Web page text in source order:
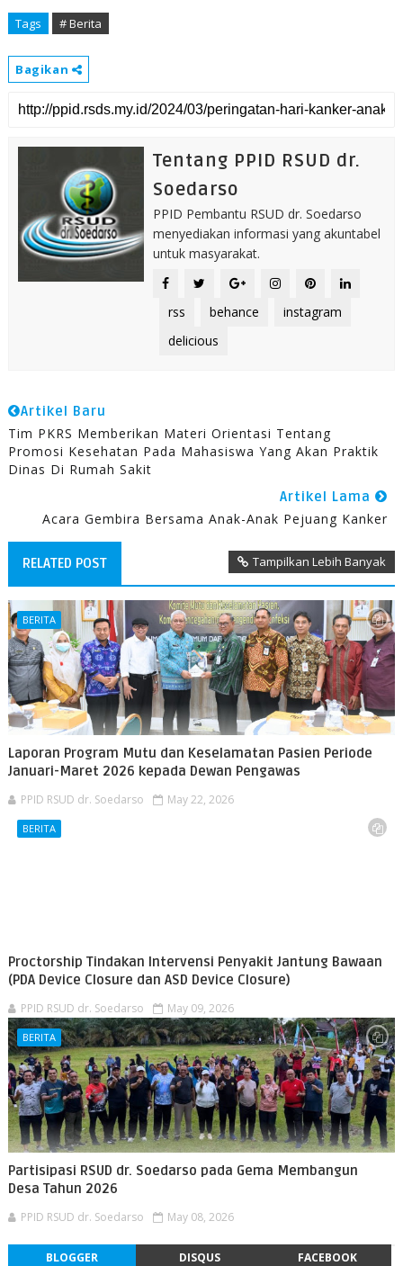
Tags # Berita
Bagikan
Tentang PPID RSUD dr.
Soedarso
PPID Pembantu RSUD dr. Soedarso
menyediakan informasi yang akuntabel
untuk masyarakat.
rss behance
instagram
delicious
Artikel Baru
Tim PKRS Memberikan Materi Orientasi Tentang
Promosi Kesehatan Pada Mahasiswa Yang Akan Praktik
Dinas Di Rumah Sakit
Artikel Lama
Acara Gembira Bersama Anak-Anak Pejuang Kanker
RELATED POST Tampilkan Lebih Banyak
BERITA
Laporan Program Mutu dan Keselamatan Pasien Periode
Januari-Maret 2026 kepada Dewan Pengawas
PPID RSUD dr. Soedarso May 22, 2026
BERITA
Proctorship Tindakan Intervensi Penyakit Jantung Bawaan
(PDA Device Closure dan ASD Device Closure)
PPID RSUD dr. Soedarso May 09, 2026
BERITA
Partisipasi RSUD dr. Soedarso pada Gema Membangun
Desa Tahun 2026
PPID RSUD dr. Soedarso May 08, 2026
BLOGGER DISQUS FACEBOOK